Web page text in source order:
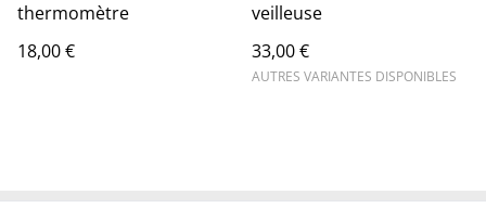
thermomètre
18,00 €
veilleuse
33,00 €
AUTRES VARIANTES DISPONIBLES